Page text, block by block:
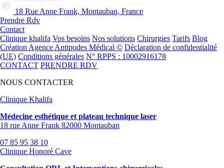
18 Rue Anne Frank, Montauban, France
Prendre Rdv
Contact
Clinique khalifa Vos besoins Nos solutions Chirurgies Tarifs Blog
Création Agence Antipodes Médical © Déclaration de confidentialité
(UE) Conditions générales N° RPPS : 10002916178
CONTACT PRENDRE RDV
NOUS CONTACTER
Clinique Khalifa
Médecine esthétique et plateau technique laser
18 rue Anne Frank 82000 Montauban
07 85 95 38 10
Clinique Honoré Cave